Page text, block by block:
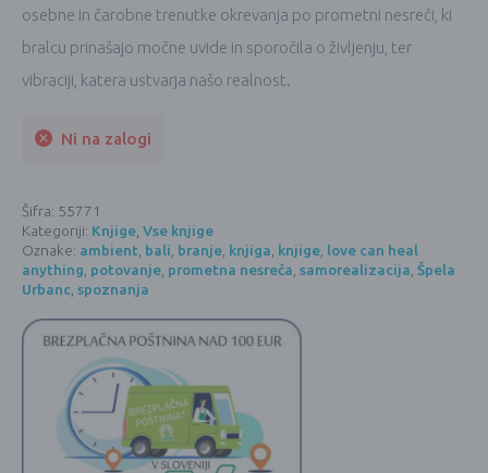
osebne in čarobne trenutke okrevanja po prometni nesreči, ki
bralcu prinašajo močne uvide in sporočila o življenju, ter
vibraciji, katera ustvarja našo realnost.
Ni na zalogi
Šifra: 55771
Kategoriji: Knjige Vse knjige
Oznake: ambient bali branje knjiga knjige love can heal
anything potovanje prometna nesreča samorealizacija Špela
Urbanc spoznanja